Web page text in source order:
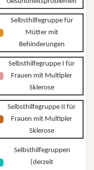
Selbsthilfegruppe für
Mütter mit
Behinderungen
Selbsthilfegruppe I für
Frauen mit Multipler
Sklerose
Selbsthilfegruppe II für
Frauen mit Multipler
Sklerose
Selbsthilfegruppen
(derzeit